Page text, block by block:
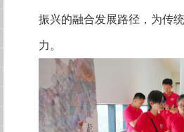
振兴的融合发展路径，为传
力。